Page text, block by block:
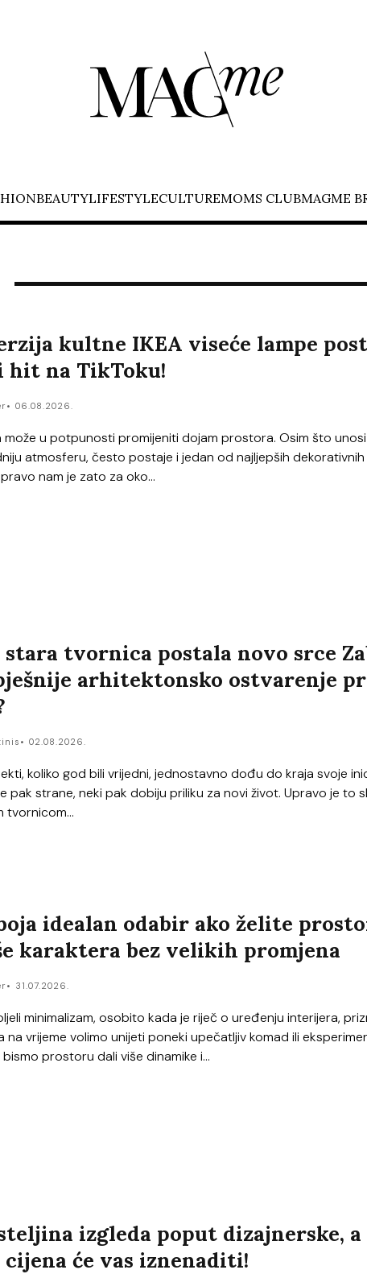
BEAUTYLIFESTYLECULTUREMOMS CLUBMAGME
kultne IKEA viseće lampe
hit na TikToku!
06.08.2026.
može u potpunosti promijeniti dojam prostora. Osim što
atmosferu, često postaje i jedan od najljepših
nam je zato za oko...
stara tvornica postala novo srce
arhitektonsko ostvarenje
02.08.2026.
koliko god bili vrijedni, jednostavno dođu do kraja svoje
pak strane, neki pak dobiju priliku za novi život. Upravo je to
tvornicom...
idealan odabir ako želite
karaktera bez velikih promjena
31.07.2026.
minimalizam, osobito kada je riječ o uređenju interijera,
na vrijeme volimo unijeti poneki upečatljiv komad ili
prostoru dali više dinamike i...
izgleda poput dizajnerske, a
će vas iznenaditi!